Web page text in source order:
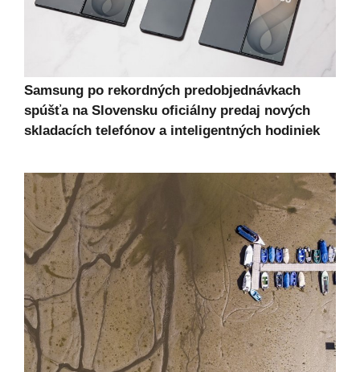
Samsung po rekordných predobjednávkach
spúšťa na Slovensku oficiálny predaj nových
skladacích telefónov a inteligentných hodiniek